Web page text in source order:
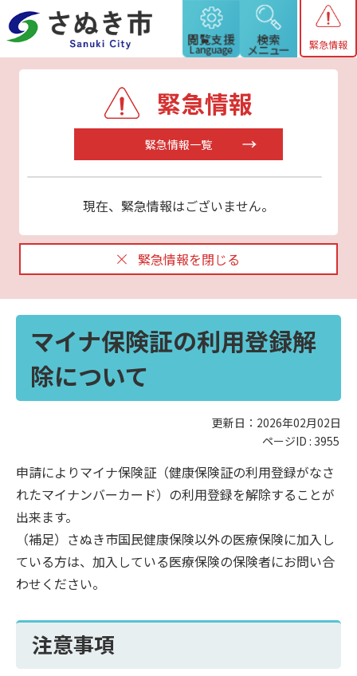
緊急情報
緊急情報
緊急情報一覧
現在、緊急情報はございません。
緊急情報を閉じる
マイナ保険証の利用登録解
除について
更新日：2026年02月02日
ページID : 3955
申請によりマイナ保険証（健康保険証の利用登録がなさ
れたマイナンバーカード）の利用登録を解除することが
出来ます。
（補足）さぬき市国民健康保険以外の医療保険に加入し
ている方は、加入している医療保険の保険者にお問い合
わせください。
注意事項